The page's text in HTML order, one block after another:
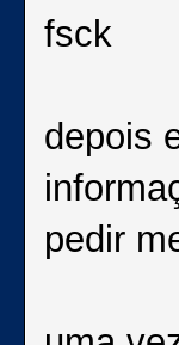
fsck
depois
pedir